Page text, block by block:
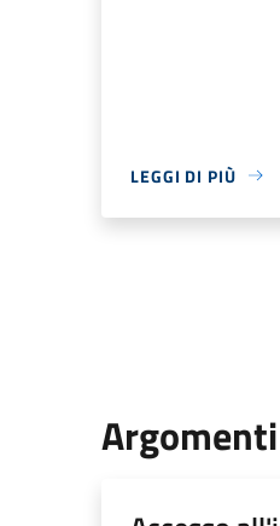
LEGGI DI PIÙ